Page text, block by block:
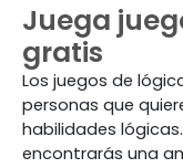
Juega
gratis
Los juegos de
personas que
habilidades
encontrarás una